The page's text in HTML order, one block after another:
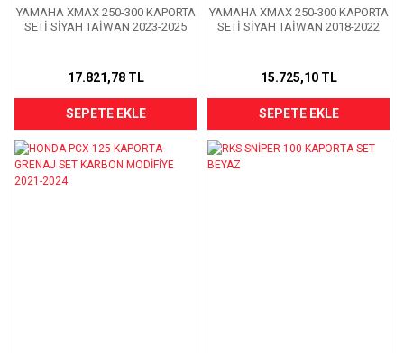
YAMAHA XMAX 250-300 KAPORTA
SETİ SİYAH TAİWAN 2023-2025
17.821,78 TL
SEPETE EKLE
YAMAHA XMAX 250-300 KAPORTA
SETİ SİYAH TAİWAN 2018-2022
15.725,10 TL
SEPETE EKLE